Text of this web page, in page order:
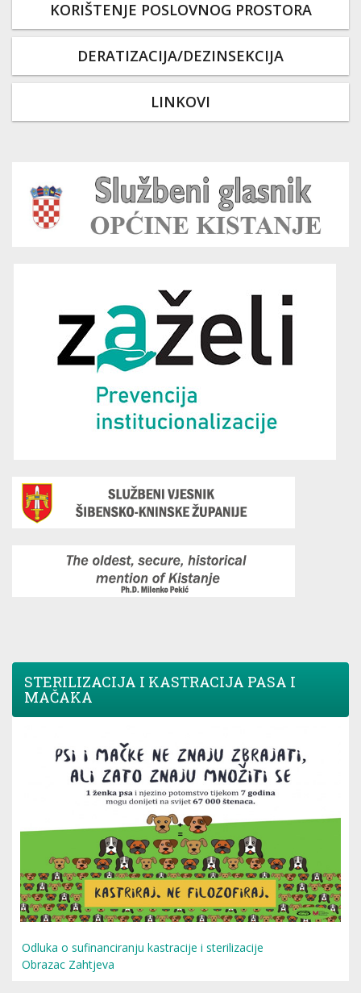
KORIŠTENJE POSLOVNOG PROSTORA
DERATIZACIJA/DEZINSEKCIJA
LINKOVI
STERILIZACIJA I KASTRACIJA PASA I
MAČAKA
Odluka o sufinanciranju kastracije i sterilizacije
Obrazac Zahtjeva